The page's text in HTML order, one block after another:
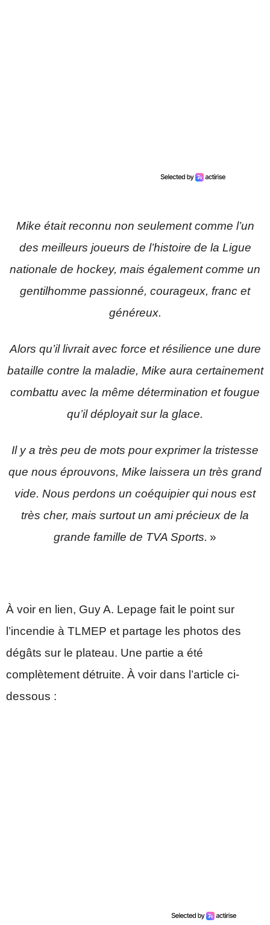
Mike était reconnu non seulement comme l’un
des meilleurs joueurs de l’histoire de la Ligue
nationale de hockey, mais également comme un
gentilhomme passionné, courageux, franc et
généreux.
Alors qu’il livrait avec force et résilience une dure
bataille contre la maladie, Mike aura certainement
combattu avec la même détermination et fougue
qu’il déployait sur la glace.
Il y a très peu de mots pour exprimer la tristesse
que nous éprouvons, Mike laissera un très grand
vide. Nous perdons un coéquipier qui nous est
très cher, mais surtout un ami précieux de la
grande famille de TVA Sports. »
À voir en lien, Guy A. Lepage fait le point sur
l’incendie à TLMEP et partage les photos des
dégâts sur le plateau. Une partie a été
complètement détruite. À voir dans l’article ci-
dessous :